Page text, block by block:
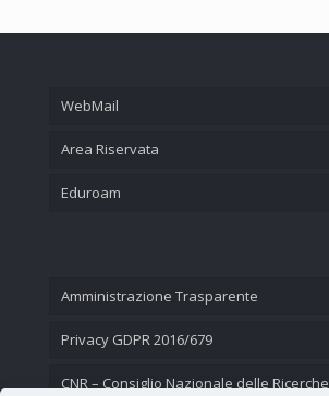
WebMail
Area Riservata
Eduroam
Amministrazione Trasparente
Privacy GDPR 2016/679
CNR – Consiglio Nazionale delle Ricerche